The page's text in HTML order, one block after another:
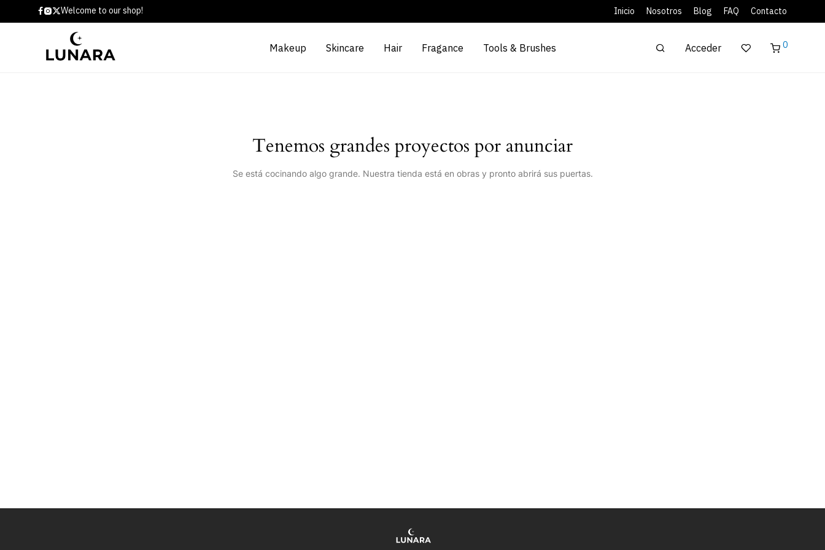
Welcome to our shop! Inicio Nosotros Blog FAQ Contacto
Makeup Skincare Hair Fragance Tools & Brushes Acceder 0
Tenemos grandes proyectos por anunciar
Se está cocinando algo grande. Nuestra tienda está en obras y pronto abrirá sus puertas.